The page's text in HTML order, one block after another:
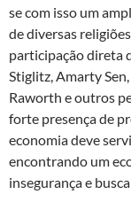
se com isso um
de diversas
participação direta
Stiglitz, Amarty
Raworth e outros
forte presença de
economia deve
encontrando um
insegurança e